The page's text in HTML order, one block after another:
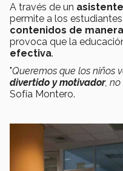
A través de un
permite a los estudiantes
contenidos de
provoca que la
efectiva.
"Queremos que los niños
divertido y motivador,
Sofía Montero.